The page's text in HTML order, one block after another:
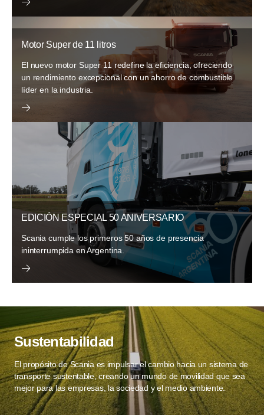
Motor Super de 11 litros
El nuevo motor Super 11 redefine la eficiencia, ofreciendo
un rendimiento excepcional con un ahorro de combustible
líder en la industria.
EDICIÓN ESPECIAL 50 ANIVERSARIO
Scania cumple los primeros 50 años de presencia
ininterrumpida en Argentina.
Sustentabilidad
El propósito de Scania es impulsar el cambio hacia un sistema de
transporte sustentable, creando un mundo de movilidad que sea
mejor para las empresas, la sociedad y el medio ambiente.